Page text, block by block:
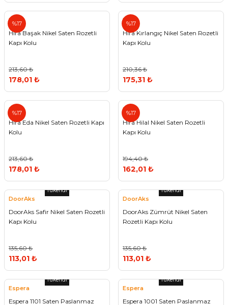
%17
Hira
Hira Başak Nikel Saten Rozetli
Kapı Kolu
213,60 ₺
178,01 ₺
%17
Hira
Hira Kırlangıç Nikel Saten Rozetli
Kapı Kolu
210,36 ₺
175,31 ₺
%17
Hira
Hira Eda Nikel Saten Rozetli Kapı
Kolu
213,60 ₺
178,01 ₺
%17
Hira
Hira Hilal Nikel Saten Rozetli
Kapı Kolu
194,40 ₺
162,01 ₺
Tükendi
DoorAks
DoorAks Safir Nikel Saten Rozetli
Kapı Kolu
135,60 ₺
113,01 ₺
Tükendi
DoorAks
DoorAks Zümrüt Nikel Saten
Rozetli Kapı Kolu
135,60 ₺
113,01 ₺
Tükendi
Espera
Espera 1101 Saten Paslanmaz
Tükendi
Espera
Espera 1001 Saten Paslanmaz